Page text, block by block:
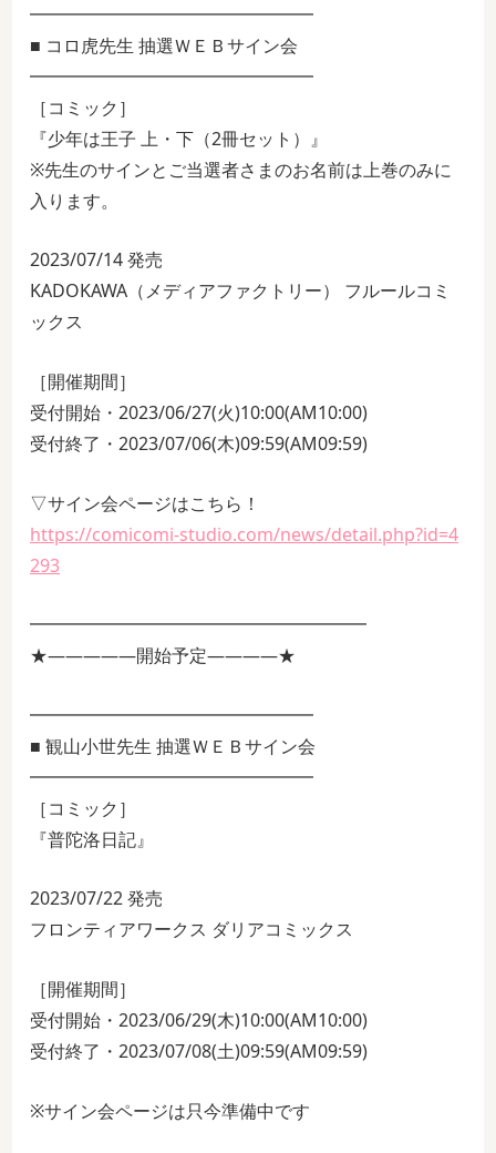
━━━━━━━━━━━━━━━━
■ コロ虎先生 抽選ＷＥＢサイン会
━━━━━━━━━━━━━━━━
［コミック］
『少年は王子 上・下（2冊セット）』
※先生のサインとご当選者さまのお名前は上巻のみに
入ります。
2023/07/14 発売
KADOKAWA（メディアファクトリー） フルールコミ
ックス
［開催期間］
受付開始・2023/06/27(火)10:00(AM10:00)
受付終了・2023/07/06(木)09:59(AM09:59)
▽サイン会ページはこちら！
https://comicomi-studio.com/news/detail.php?id=4
293
━━━━━━━━━━━━━━━━━━━
★―――――開始予定――――★
━━━━━━━━━━━━━━━━
■ 観山小世先生 抽選ＷＥＢサイン会
━━━━━━━━━━━━━━━━
［コミック］
『普陀洛日記』
2023/07/22 発売
フロンティアワークス ダリアコミックス
［開催期間］
受付開始・2023/06/29(木)10:00(AM10:00)
受付終了・2023/07/08(土)09:59(AM09:59)
※サイン会ページは只今準備中です